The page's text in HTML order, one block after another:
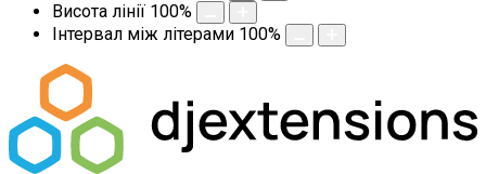
Висота лінії 100%
Інтервал між літерами 100%